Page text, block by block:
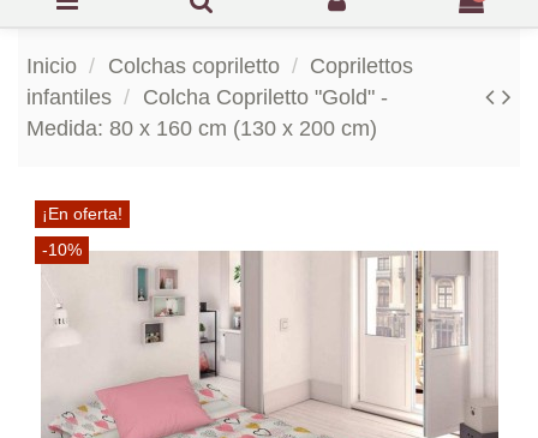
Inicio Colchas copriletto
Coprilettos
infantiles
Colcha Copriletto "Gold" -
Medida: 80 x 160 cm (130 x 200 cm)
¡En oferta!
-10%